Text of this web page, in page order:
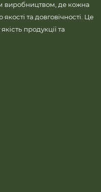
де кожна
та довговічності. Це
продукції та